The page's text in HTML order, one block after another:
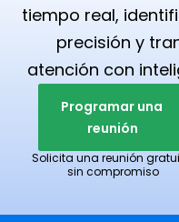
tiempo real,
precisión y
atención con
Programar una
reunión
sin compromiso